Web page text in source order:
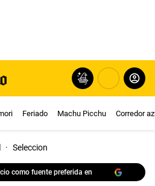
Feriado Machu Picchu Corredor
· Seleccion
como fuente preferida en